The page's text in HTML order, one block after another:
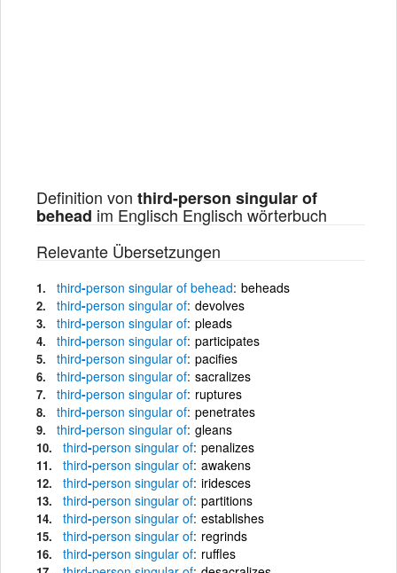
Definition von third-person singular of
behead im Englisch Englisch wörterbuch
Relevante Übersetzungen
third-person singular of behead beheads
third-person singular of devolves
third-person singular of pleads
third-person singular of participates
third-person singular of pacifies
third-person singular of sacralizes
third-person singular of ruptures
third-person singular of penetrates
third-person singular of gleans
third-person singular of penalizes
third-person singular of awakens
third-person singular of iridesces
third-person singular of partitions
third-person singular of establishes
third-person singular of regrinds
third-person singular of ruffles